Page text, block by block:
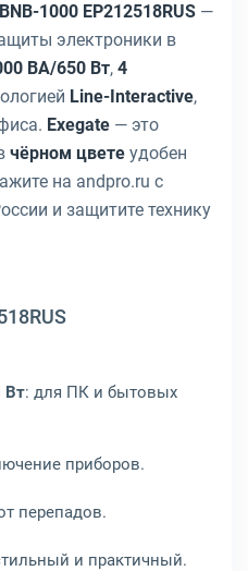
1000 EP212518RUS —
электроники в
ВА/650 Вт, 4
Line-Interactive,
Exegate — это
чёрном цвете удобен
на andpro.ru с
и защитите технику
Вт: для ПК и бытовых
приборов.
перепадов.
и практичный.